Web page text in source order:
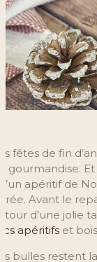
fêtes de fin
gourmandise.
apéritif de
Avant le
d’une jolie
apéritifs et
bulles restent